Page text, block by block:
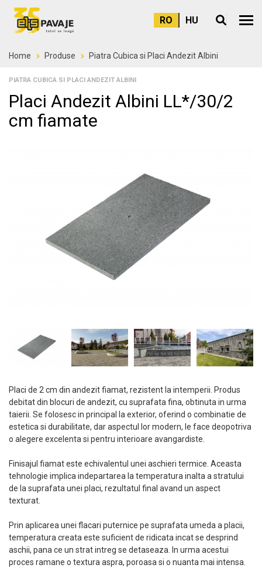
RO HU Meniu
Home Produse Piatra Cubica si Placi Andezit Albini
PIATRA CUBICA SI PLACI ANDEZIT ALBINI
Placi Andezit Albini LL*/30/2
cm fiamate
Placi de 2 cm din andezit fiamat, rezistent la intemperii. Produs
debitat din blocuri de andezit, cu suprafata fina, obtinuta in urma
taierii. Se folosesc in principal la exterior, oferind o combinatie de
estetica si durabilitate, dar aspectul lor modern, le face deopotriva
o alegere excelenta si pentru interioare avangardiste.
Finisajul fiamat este echivalentul unei aschieri termice. Aceasta
tehnologie implica indepartarea la temperatura inalta a stratului
de la suprafata unei placi, rezultatul final avand un aspect
texturat.
Prin aplicarea unei flacari puternice pe suprafata umeda a placii,
temperatura creata este suficient de ridicata incat se desprind
aschii, pana ce un strat intreg se detaseaza. In urma acestui
proces ramane o textura aspra, poroasa si o nuanta mai intensa.